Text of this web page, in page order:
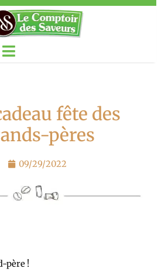
fête des
pères
09/29/2022
père !
cookies